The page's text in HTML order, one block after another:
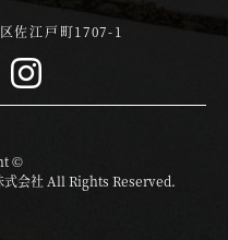
佐江戸町1707-1
©
式会社 All Rights Reserved.